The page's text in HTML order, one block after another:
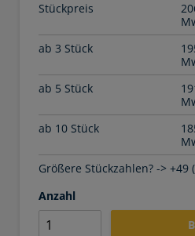
Stückpreis
ab 3 Stück
ab 5 Stück
ab 10 Stück
Größere Stückzahlen? -> +49
Anzahl